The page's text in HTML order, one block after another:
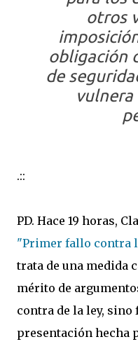
otros
obligación
de
.::
PD. Hace 19 horas,
"Primer fallo contra
trata de una medida
mérito de
contra de la ley, sino
presentación hecha